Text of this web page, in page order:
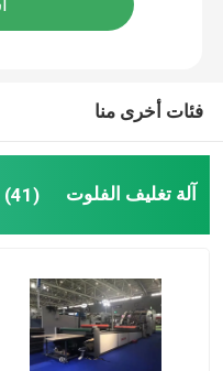
اتصل بنا
القضايا
فئات أخرى منا
آلة تغليف الفلوت (41)